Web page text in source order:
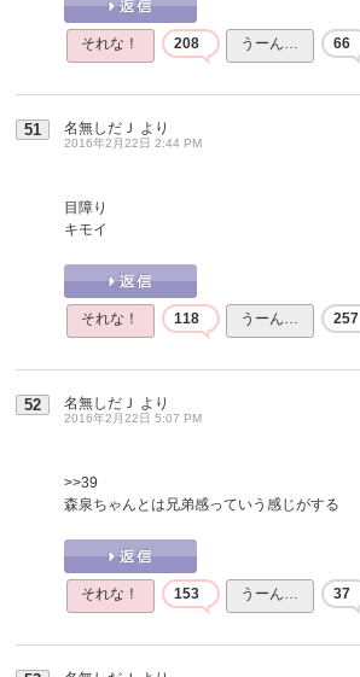
それな！ 208 うーん… 66
51 名無しだＪ より
2016年2月22日 2:44 PM
目障り
キモイ
それな！ 118 うーん… 257
52 名無しだＪ より
2016年2月22日 5:07 PM
>>39
森泉ちゃんとは兄弟感っていう感じがする
それな！ 153 うーん… 37